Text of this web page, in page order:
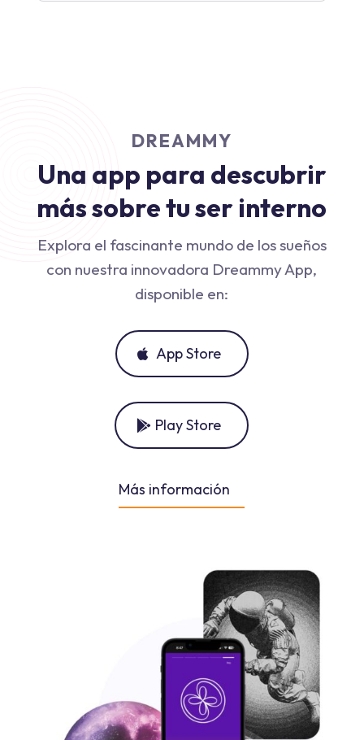
DREAMMY
Una app para descubrir
más sobre tu ser interno
Explora el fascinante mundo de los sueños
con nuestra innovadora Dreammy App,
disponible en:
App Store
Play Store
Más información